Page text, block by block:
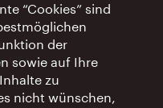
Uhr
“Cookies” sind
der
sowie auf Ihre
zu
nicht wünschen,